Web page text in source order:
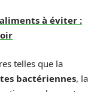
à éviter :
telles que la
bactériennes, la